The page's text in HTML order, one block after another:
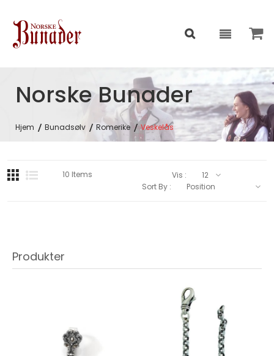
Norske Bunader
Hjem Bunadsølv Romerike Veskelås
Produkter
10 Items
Vis :
Sort By :